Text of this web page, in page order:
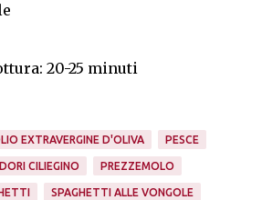
20-25 minuti
EXTRAVERGINE D'OLIVA PESCE
CILIEGINO PREZZEMOLO
SPAGHETTI ALLE VONGOLE